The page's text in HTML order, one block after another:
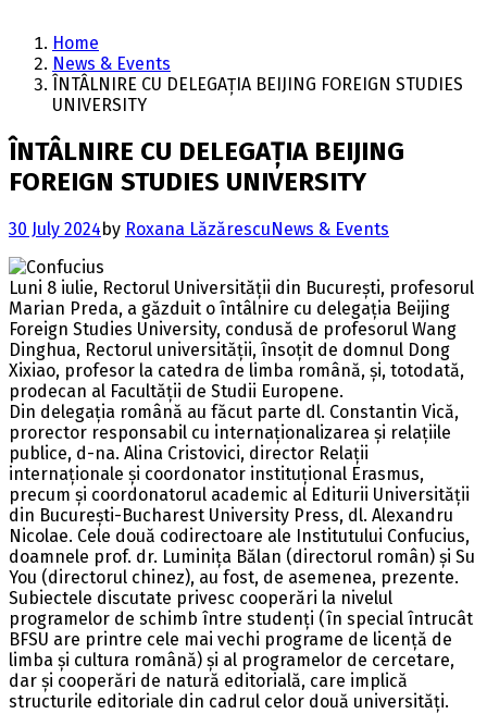
Home
News & Events
ÎNTÂLNIRE CU DELEGAȚIA BEIJING FOREIGN STUDIES
UNIVERSITY
ÎNTÂLNIRE CU DELEGAȚIA BEIJING
FOREIGN STUDIES UNIVERSITY
30 July 2024 by Roxana Lăzărescu News & Events
Luni 8 iulie, Rectorul Universității din București, profesorul
Marian Preda, a găzduit o întâlnire cu delegația Beijing
Foreign Studies University, condusă de profesorul Wang
Dinghua, Rectorul universității, însoțit de domnul Dong
Xixiao, profesor la catedra de limba română, și, totodată,
prodecan al Facultății de Studii Europene.
Din delegația română au făcut parte dl. Constantin Vică,
prorector responsabil cu internaționalizarea și relațiile
publice, d-na. Alina Cristovici, director Relații
internaționale și coordonator instituțional Erasmus,
precum și coordonatorul academic al Editurii Universității
din București-Bucharest University Press, dl. Alexandru
Nicolae. Cele două codirectoare ale Institutului Confucius,
doamnele prof. dr. Luminița Bălan (directorul român) și Su
You (directorul chinez), au fost, de asemenea, prezente.
Subiectele discutate privesc cooperări la nivelul
programelor de schimb între studenți (în special întrucât
BFSU are printre cele mai vechi programe de licență de
limba și cultura română) și al programelor de cercetare,
dar și cooperări de natură editorială, care implică
structurile editoriale din cadrul celor două universități.